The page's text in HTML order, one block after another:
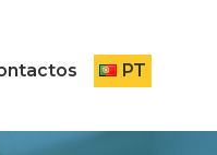
PT